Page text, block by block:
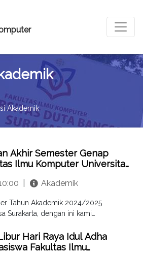
Akademik
Akhir Semester Genap
Ilmu Komputer Universitas
Akademik
Tahun Akademik 2024/2025
Surakarta, dengan ini kami
Hari Raya Idul Adha
Fakultas Ilmu